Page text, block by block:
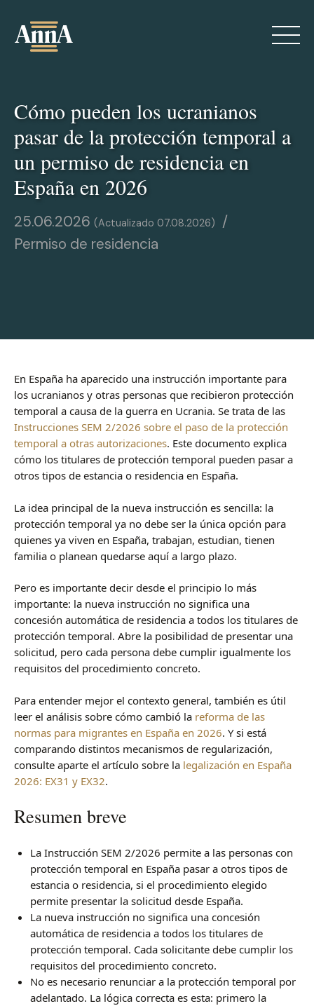
content
Sobre mí
Servicios
Cómo pueden los ucranianos
pasar de la protección temporal a
un permiso de residencia en
España en 2026
25.06.2026 07.08.2026
Permiso de residencia
En España ha aparecido una instrucción importante para
los ucranianos y otras personas que recibieron protección
temporal a causa de la guerra en Ucrania. Se trata de las
Instrucciones SEM 2/2026 sobre el paso de la protección
temporal a otras autorizaciones. Este documento explica
cómo los titulares de protección temporal pueden pasar a
otros tipos de estancia o residencia en España.
La idea principal de la nueva instrucción es sencilla: la
protección temporal ya no debe ser la única opción para
quienes ya viven en España, trabajan, estudian, tienen
familia o planean quedarse aquí a largo plazo.
Pero es importante decir desde el principio lo más
importante: la nueva instrucción no significa una
concesión automática de residencia a todos los titulares de
protección temporal. Abre la posibilidad de presentar una
solicitud, pero cada persona debe cumplir igualmente los
requisitos del procedimiento concreto.
Para entender mejor el contexto general, también es útil
leer el análisis sobre cómo cambió la reforma de las
normas para migrantes en España en 2026. Y si está
comparando distintos mecanismos de regularización,
consulte aparte el artículo sobre la legalización en España
2026: EX31 y EX32.
Resumen breve
La Instrucción SEM 2/2026 permite a las personas con
protección temporal en España pasar a otros tipos de
estancia o residencia, si el procedimiento elegido
permite presentar la solicitud desde España.
La nueva instrucción no significa una concesión
automática de residencia a todos los titulares de
protección temporal. Cada solicitante debe cumplir los
requisitos del procedimiento concreto.
No es necesario renunciar a la protección temporal por
adelantado. La lógica correcta es esta: primero la